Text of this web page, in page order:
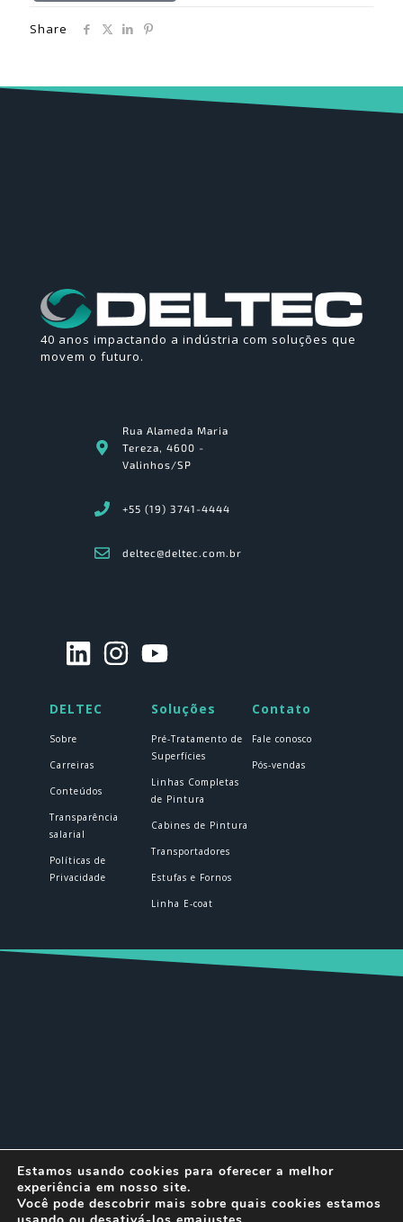
Share
40 anos impactando a indústria com soluções que
movem o futuro.
Rua Alameda Maria
Tereza, 4600 -
Valinhos/SP
+55 (19) 3741-4444
deltec@deltec.com.br
DELTEC Soluções Contato
Sobre
Carreiras
Conteúdos
Transparência
salarial
Políticas de
Privacidade
Pré-Tratamento de
Superfícies
Linhas Completas
de Pintura
Cabines de Pintura
Transportadores
Estufas e Fornos
Linha E-coat
Fale conosco
Pós-vendas
reservados.
Estamos usando cookies para oferecer a melhor
experiência em nosso site.
Você pode descobrir mais sobre quais cookies estamos